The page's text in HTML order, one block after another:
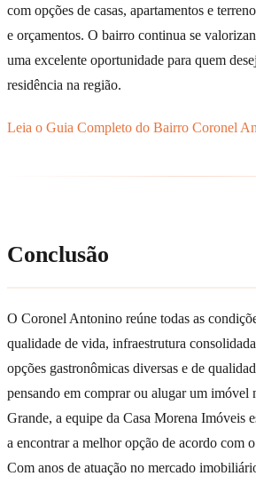
com opções de casas, apartamentos e
e orçamentos. O bairro continua se
uma excelente oportunidade para quem
residência na região.
Leia o Guia Completo do Bairro Coronel
Conclusão
O Coronel Antonino reúne todas as
qualidade de vida, infraestrutura
opções gastronômicas diversas e de
pensando em comprar ou alugar um imóvel
Grande, a equipe da Casa Morena Imóveis
a encontrar a melhor opção de acordo com
Com anos de atuação no mercado